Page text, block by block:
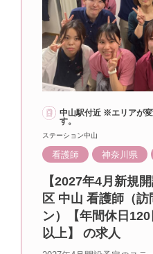
中山駅付近 ※エリアが
す。
ステーション中山
看護師 神奈川県
【2027年4月新規
区 中山 看護師（
ン）【年間休日
以上】 の求人